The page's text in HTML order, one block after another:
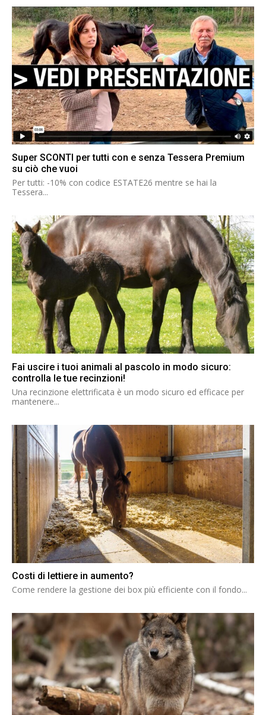
Super SCONTI per tutti con e senza Tessera Premium
su ciò che vuoi
Per tutti: -10% con codice ESTATE26 mentre se hai la
Tessera...
Fai uscire i tuoi animali al pascolo in modo sicuro:
controlla le tue recinzioni!
Una recinzione elettrificata è un modo sicuro ed efficace per
mantenere...
Costi di lettiere in aumento?
Come rendere la gestione dei box più efficiente con il fondo...